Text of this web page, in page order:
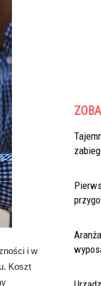
i w
Koszt